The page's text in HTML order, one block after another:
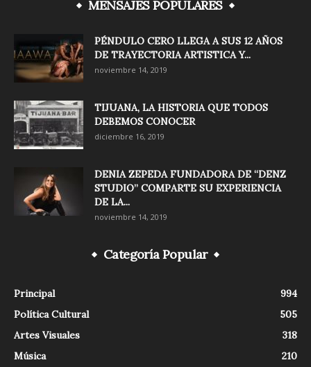
MENSAJES POPULARES
PÉNDULO CERO LLEGA A SUS 12 AÑOS
DE TRAYECTORIA ARTISTICA Y...
noviembre 14, 2019
TIJUANA, LA HISTORIA QUE TODOS
DEBEMOS CONOCER
diciembre 16, 2019
DENIA ZEPEDA FUNDADORA DE “DENZ
STUDIO” COMPARTE SU EXPERIENCIA
DE LA...
noviembre 14, 2019
Categoría Popular
Principal
994
Política Cultural
505
Artes Visuales
318
Música
210